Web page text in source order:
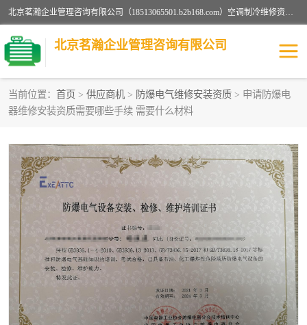
北京茗瀚企业管理咨询有限公司（18513065501.b2b168.com）空调制冷维修资质,油烟管道清洗资质,清洗行业资质公司秉承“顾客至上，锐意进缺的经营理念，我们提供高质量的产品，坚持“客户”的原则为广大客户提供贴心服务。如果你对公司的产品感兴趣，可以联系高经理，我们会用好的产品和服务让您满意。
北京茗瀚企业管理咨询有限公司
当前位置： 首页 > 供应商机 > 防爆电气维修安装资质 > 申请防爆电
器维修安装资质需要哪些手续 需要什么材料
烟道清洗资质 设备维修安装资质
清洗资质 认证服务
防爆电气维修安装资质 空调制冷维修安装资质